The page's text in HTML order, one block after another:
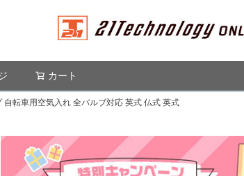
カート
自転車用空気入れ 全バルブ対応 英式 仏式 英式